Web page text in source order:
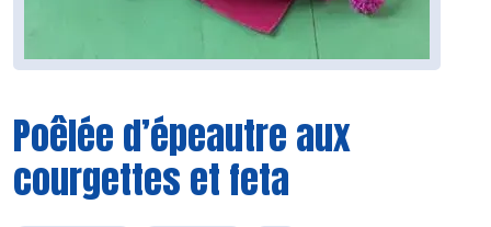
Poêlée d’épeautre aux
courgettes et feta